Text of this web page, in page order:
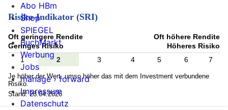
Risiko-Indikator (SRI)
Oft geringere Rendite
Geringes Risiko
Oft höhere Rendite
Höheres Risiko
1
2 3 4 5 6 7
Je höher der Wert, umso höher das mit dem Investment verbundene
Risiko.
Stand: 28.04.2026
Abo HBm
Shop
SPIEGEL
BuchMarkt
Werbung
Jobs
manage › forward
Impressum
Datenschutz